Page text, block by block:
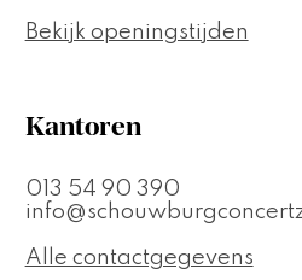
Bekijk openingstijden
Kantoren
013 54 90 390
Alle contactgegevens